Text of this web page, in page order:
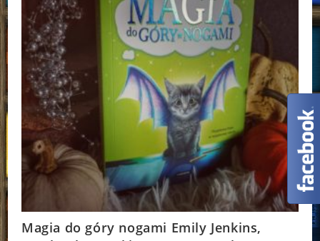
Magia do góry nogami Emily Jenkins,